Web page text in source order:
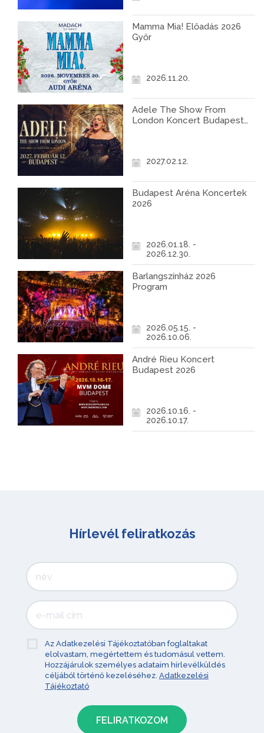
Mamma Mia! Előadás 2026
Győr
2026.11.20.
Adele The Show From
London Koncert Budapest
2027.02.12.
Budapest Aréna Koncertek
2026
2026.01.18. -
2026.12.30.
Barlangszínház 2026
Program
2026.05.15. -
2026.10.06.
André Rieu Koncert
Budapest 2026
2026.10.16. -
2026.10.17.
Hírlevél feliratkozás
Az Adatkezelési Tájékoztatóban foglaltakat
elolvastam, megértettem és tudomásul vettem.
Hozzájárulok személyes adataim hírlevélküldés
céljából történő kezeléséhez. Adatkezelési
Tájékoztató